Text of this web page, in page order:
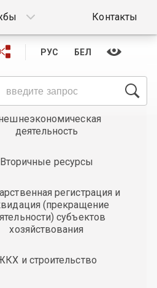
Контакты
РУС БЕЛ
Бюджет района
деятельность
Вторичные ресурсы
регистрация и
(прекращение
субъектов
хозяйствования
и строительство